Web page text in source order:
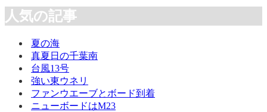
人気の記事
夏の海
真夏日の千葉南
台風13号
強い東ウネリ
ファンウエーブとボード到着
ニューボードはM23